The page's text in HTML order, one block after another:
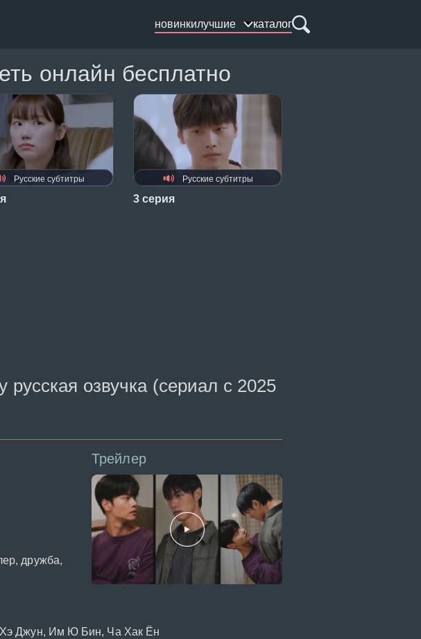
новинкилучшие каталог
онлайн бесплатно
Русские субтитры Русские субтитры
3 серия
русская озвучка (сериал с 2025
дружба,
Трейлер
Джун, Им Ю Бин, Ча Хак Ён